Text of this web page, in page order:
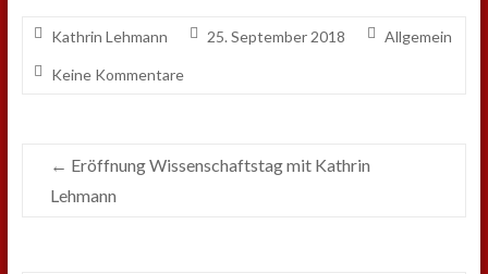
Kathrin Lehmann 25. September 2018 Allgemein
Keine Kommentare
← Eröffnung Wissenschaftstag mit Kathrin
Lehmann